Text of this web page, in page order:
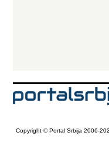
Copyright © Portal Srbija 2006-